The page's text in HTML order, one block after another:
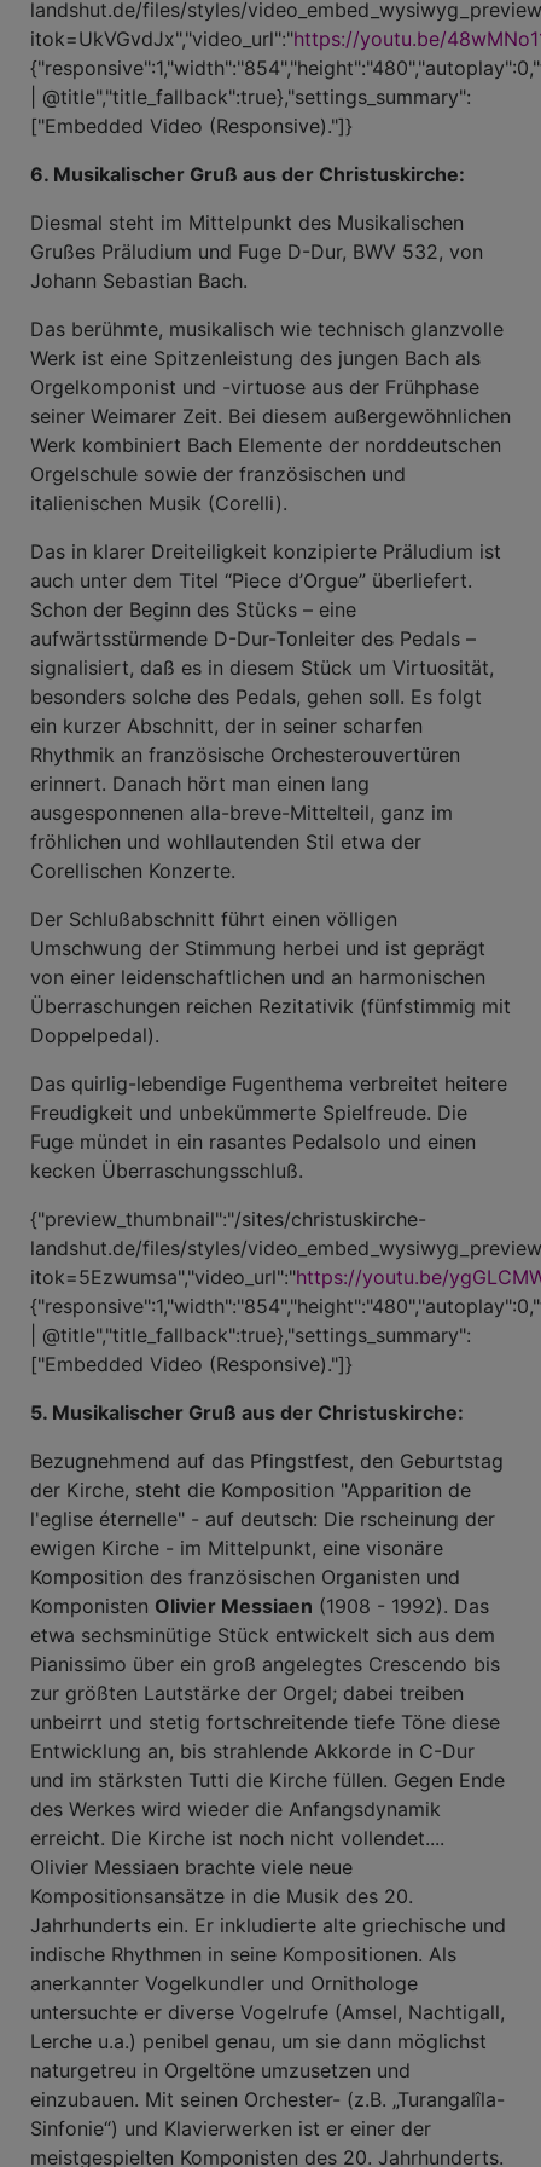
landshut.de/files/styles/
itok=UkVGvdJx","video_url":"https://youtu.be/
| @title","title_fallback":true},"settings_summary":
["Embedded Video (Responsive)."]}
6. Musikalischer Gruß aus der Christuskirche:
Diesmal steht im Mittelpunkt des Musikalischen
Grußes Präludium und Fuge D-Dur, BWV 532, von
Johann Sebastian Bach.
Das berühmte, musikalisch wie technisch glanzvolle
Werk ist eine Spitzenleistung des jungen Bach als
Orgelkomponist und -virtuose aus der Frühphase
seiner Weimarer Zeit. Bei diesem außergewöhnlichen
Werk kombiniert Bach Elemente der norddeutschen
Orgelschule sowie der französischen und
italienischen Musik (Corelli).
Das in klarer Dreiteiligkeit konzipierte Präludium ist
auch unter dem Titel “Piece d’Orgue” überliefert.
Schon der Beginn des Stücks – eine
aufwärtsstürmende D-Dur-Tonleiter des Pedals –
signalisiert, daß es in diesem Stück um Virtuosität,
besonders solche des Pedals, gehen soll. Es folgt
ein kurzer Abschnitt, der in seiner scharfen
Rhythmik an französische Orchesterouvertüren
erinnert. Danach hört man einen lang
ausgesponnenen alla-breve-Mittelteil, ganz im
fröhlichen und wohllautenden Stil etwa der
Corellischen Konzerte.
Der Schlußabschnitt führt einen völligen
Umschwung der Stimmung herbei und ist geprägt
von einer leidenschaftlichen und an harmonischen
Überraschungen reichen Rezitativik (fünfstimmig mit
Doppelpedal).
Das quirlig-lebendige Fugenthema verbreitet heitere
Freudigkeit und unbekümmerte Spielfreude. Die
Fuge mündet in ein rasantes Pedalsolo und einen
kecken Überraschungsschluß.
{"preview_thumbnail":"/sites/christuskirche-
landshut.de/files/styles/
itok=5Ezwumsa","video_url":"https://youtu.be/
| @title","title_fallback":true},"settings_summary":
["Embedded Video (Responsive)."]}
5. Musikalischer Gruß aus der Christuskirche:
Bezugnehmend auf das Pfingstfest, den Geburtstag
der Kirche, steht die Komposition "Apparition de
l'eglise éternelle" - auf deutsch: Die rscheinung der
ewigen Kirche - im Mittelpunkt, eine visonäre
Komposition des französischen Organisten und
Komponisten Olivier Messiaen (1908 - 1992). Das
etwa sechsminütige Stück entwickelt sich aus dem
Pianissimo über ein groß angelegtes Crescendo bis
zur größten Lautstärke der Orgel; dabei treiben
unbeirrt und stetig fortschreitende tiefe Töne diese
Entwicklung an, bis strahlende Akkorde in C-Dur
und im stärksten Tutti die Kirche füllen. Gegen Ende
des Werkes wird wieder die Anfangsdynamik
erreicht. Die Kirche ist noch nicht vollendet....
Olivier Messiaen brachte viele neue
Kompositionsansätze in die Musik des 20.
Jahrhunderts ein. Er inkludierte alte griechische und
indische Rhythmen in seine Kompositionen. Als
anerkannter Vogelkundler und Ornithologe
untersuchte er diverse Vogelrufe (Amsel, Nachtigall,
Lerche u.a.) penibel genau, um sie dann möglichst
naturgetreu in Orgeltöne umzusetzen und
einzubauen. Mit seinen Orchester- (z.B. „Turangalîla-
Sinfonie“) und Klavierwerken ist er einer der
meistgespielten Komponisten des 20. Jahrhunderts.